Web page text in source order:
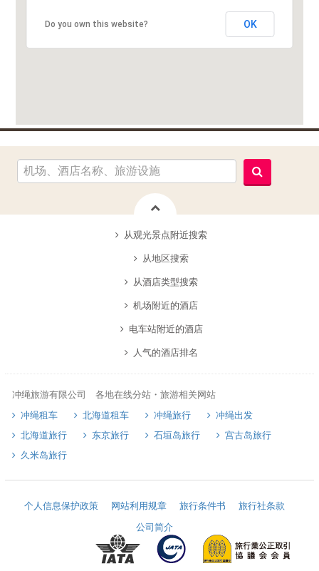
Do you own this website? OK
从观光景点附近搜索
从地区搜索
从酒店类型搜索
机场附近的酒店
电车站附近的酒店
人气的酒店排名
冲绳旅游有限公司 各地在线分站・旅游相关网站
冲绳租车
北海道租车 冲绳旅行
冲绳出发
北海道旅行
东京旅行 石垣岛旅行
宫古岛旅行
久米岛旅行
个人信息保护政策 网站利用规章 旅行条件书
旅行社条款
公司简介